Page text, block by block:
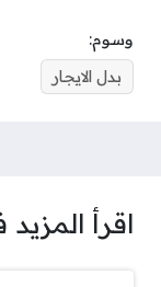
وسوم:
بدل الايجار
اقرأ